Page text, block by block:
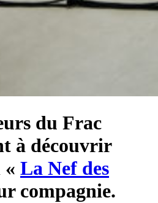
du Frac
à découvrir
« La Nef des
compagnie.